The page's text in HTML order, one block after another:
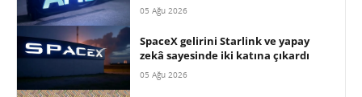
05 Ağu 2026
SpaceX gelirini Starlink ve yapay
zekâ sayesinde iki katına çıkardı
05 Ağu 2026